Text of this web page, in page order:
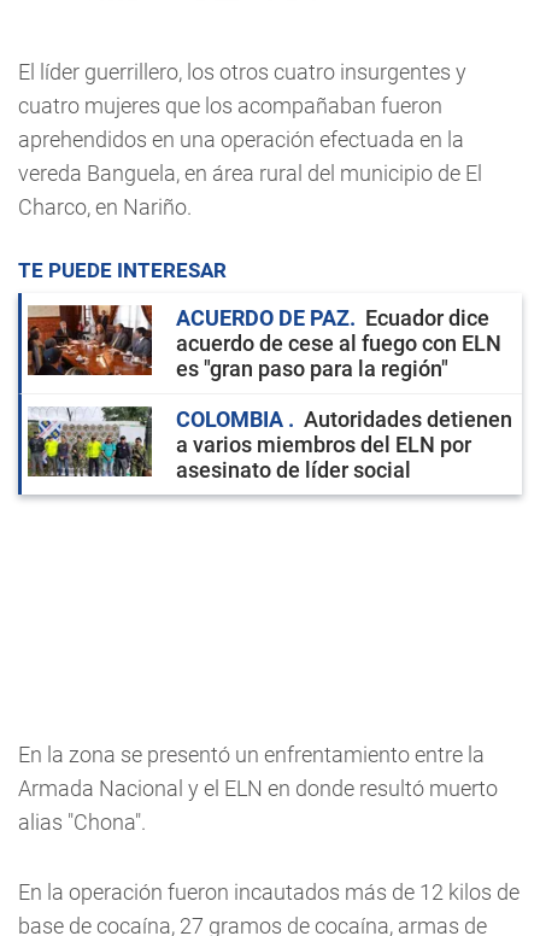
El líder guerrillero, los otros cuatro insurgentes y
cuatro mujeres que los acompañaban fueron
aprehendidos en una operación efectuada en la
vereda Banguela, en área rural del municipio de El
Charco, en Nariño.
TE PUEDE INTERESAR
ACUERDO DE PAZ
Ecuador dice
acuerdo de cese al fuego con ELN
es "gran paso para la región"
COLOMBIA
Autoridades detienen
a varios miembros del ELN por
asesinato de líder social
En la zona se presentó un enfrentamiento entre la
Armada Nacional y el ELN en donde resultó muerto
alias "Chona".
En la operación fueron incautados más de 12 kilos de
base de cocaína, 27 gramos de cocaína, armas de